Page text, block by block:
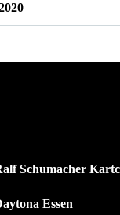
Schumacher
Essen